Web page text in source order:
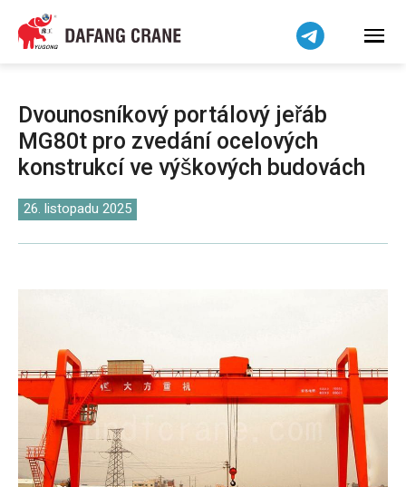
Dvounosníkový portálový jeřáb
MG80t pro zvedání ocelových
konstrukcí ve výškových budovách
26. listopadu 2025
हिन्दी
Bahasa Indonesia
简体中文
বাংলা
فارسی
Pilipino
اردو
Беларуская мова
Dansk
Norsk
O‘zbekcha